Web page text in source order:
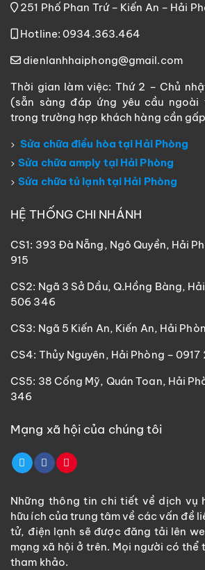
251 Phố Phan Trứ – Kiến An – Hải
Hotline: 0934.363.464
dienlanhhaiphong@gmail.com
Thời gian làm việc: Thứ 2 – Chủ
(sẵn sàng đáp ứng yêu cầu ngoài
trong trường hợp khách hàng cần
Sửa chữa điều hòa tại Hải Phòng
Sửa chữa amply tại Hải Phòng
Sửa chữa tủ lạnh tại Hải Phòng
HỆ THỐNG CHI NHÁNH
CS1: 393 Đà Nẵng, Ngô Quyền, Hải
915
CS2: Ngã 3 Sở Dầu, Q.Hồng Bàng,
506 346
CS3: Ngã 5 Kiến An, Kiến An, Hải
CS4: Thủy Nguyên, Hải Phòng – 0917
CS5: 38 Cống Mỹ, Quán Toan, Hải
346
Mạng xã hội của chúng tôi
Những thông tin chi tiết về dịch vụ
hữu ích của trung tâm về các vấn đề
tử, điện lạnh sẽ được đăng tải lên
mạng xã hội ở trên. Mọi người có
tham khảo.